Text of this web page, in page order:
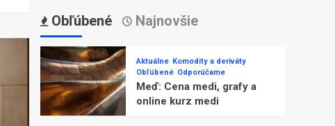
Obľúbené Najnovšie
Aktuálne Komodity a deriváty
Obľúbené Odporúčame
Meď: Cena medi, grafy a
online kurz medi